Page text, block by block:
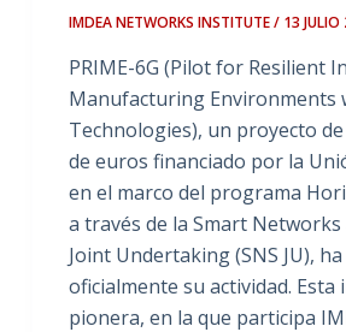
IMDEA NETWORKS INSTITUTE / 13 JULIO
PRIME-6G (Pilot for Resilient
Manufacturing Environments
Technologies), un proyecto
de euros financiado por la
en el marco del programa
a través de la Smart Networks
Joint Undertaking (SNS JU),
oficialmente su actividad. Esta
pionera, en la que participa